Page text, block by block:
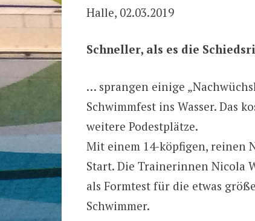
Halle, 02.03.2019
Schneller, als es die
… sprangen einige
Schwimmfest ins Wasser. Das
weitere Podestplätze.
Mit einem 14-köpfigen, reinen
Start. Die Trainerinnen Nicola
als Formtest für die etwas
Schwimmer.